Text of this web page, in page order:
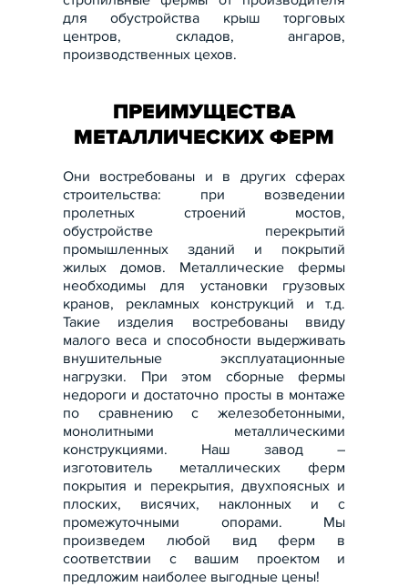
для обустройства крыш торговых
центров, складов, ангаров,
производственных цехов.
ПРЕИМУЩЕСТВА
МЕТАЛЛИЧЕСКИХ ФЕРМ
Они востребованы и в других сферах
строительства: при возведении
пролетных строений мостов,
обустройстве перекрытий
промышленных зданий и покрытий
жилых домов. Металлические фермы
необходимы для установки грузовых
кранов, рекламных конструкций и т.д.
Такие изделия востребованы ввиду
малого веса и способности выдерживать
внушительные эксплуатационные
нагрузки. При этом сборные фермы
недороги и достаточно просты в монтаже
по сравнению с железобетонными,
монолитными металлическими
конструкциями. Наш завод –
изготовитель металлических ферм
покрытия и перекрытия, двухпоясных и
плоских, висячих, наклонных и с
промежуточными опорами. Мы
произведем любой вид ферм в
соответствии с вашим проектом и
предложим наиболее выгодные цены!